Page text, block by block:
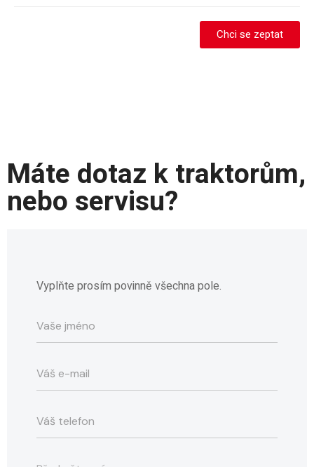
Chci se zeptat
Máte dotaz k traktorům,
nebo servisu?
Vyplňte prosím povinně všechna pole.